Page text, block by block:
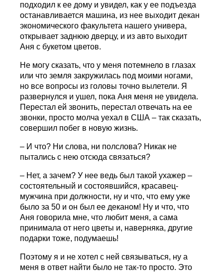
подходил к ее дому и увидел, как у ее подъезда
останавливается машина, из нее выходит декан
экономического факультета нашего универа,
открывает заднюю дверцу, и из авто выходит
Аня с букетом цветов.
Не могу сказать, что у меня потемнело в глазах
или что земля закружилась под моими ногами,
но все вопросы из головы точно вылетели. Я
развернулся и ушел, пока Аня меня не увидела.
Перестал ей звонить, перестал отвечать на ее
звонки, просто молча уехал в США – так сказать,
совершил побег в новую жизнь.
– И что? Ни слова, ни полслова? Никак не
пытались с нею отсюда связаться?
– Нет, а зачем? У нее ведь был такой ухажер –
состоятельный и состоявшийся, красавец-
мужчина при должности, ну и что, что ему уже
было за 50 и он был ее деканом! Ну и что, что
Аня говорила мне, что любит меня, а сама
принимала от него цветы и, наверняка, другие
подарки тоже, подумаешь!
Поэтому я и не хотел с ней связываться, ну а
меня в ответ найти было не так-то просто. Это